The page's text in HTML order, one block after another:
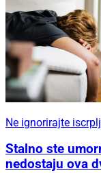
Ne ignorirajte
Stalno ste
nedostaju ova